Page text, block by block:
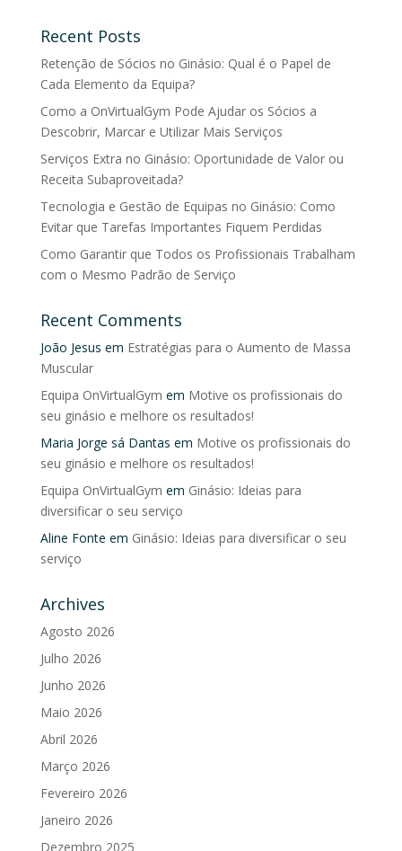
Recent Posts
Retenção de Sócios no Ginásio: Qual é o Papel de
Cada Elemento da Equipa?
Como a OnVirtualGym Pode Ajudar os Sócios a
Descobrir, Marcar e Utilizar Mais Serviços
Serviços Extra no Ginásio: Oportunidade de Valor ou
Receita Subaproveitada?
Tecnologia e Gestão de Equipas no Ginásio: Como
Evitar que Tarefas Importantes Fiquem Perdidas
Como Garantir que Todos os Profissionais Trabalham
com o Mesmo Padrão de Serviço
Recent Comments
João Jesus em Estratégias para o Aumento de Massa
Muscular
Equipa OnVirtualGym em Motive os profissionais do
seu ginásio e melhore os resultados!
Maria Jorge sá Dantas em Motive os profissionais do
seu ginásio e melhore os resultados!
Equipa OnVirtualGym em Ginásio: Ideias para
diversificar o seu serviço
Aline Fonte em Ginásio: Ideias para diversificar o seu
serviço
Archives
Agosto 2026
Julho 2026
Junho 2026
Maio 2026
Abril 2026
Março 2026
Fevereiro 2026
Janeiro 2026
Dezembro 2025